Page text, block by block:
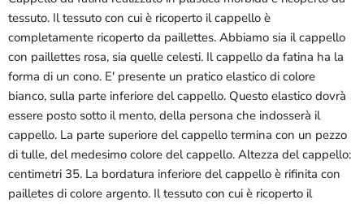
tessuto. Il tessuto con cui è ricoperto il cappello è
completamente ricoperto da paillettes. Abbiamo sia il cappello
con paillettes rosa, sia quelle celesti. Il cappello da fatina ha la
forma di un cono. E' presente un pratico elastico di colore
bianco, sulla parte inferiore del cappello. Questo elastico dovrà
essere posto sotto il mento, della persona che indosserà il
cappello. La parte superiore del cappello termina con un pezzo
di tulle, del medesimo colore del cappello. Altezza del cappello:
centimetri 35. La bordatura inferiore del cappello è rifinita con
pailletes di colore argento. Il tessuto con cui è ricoperto il